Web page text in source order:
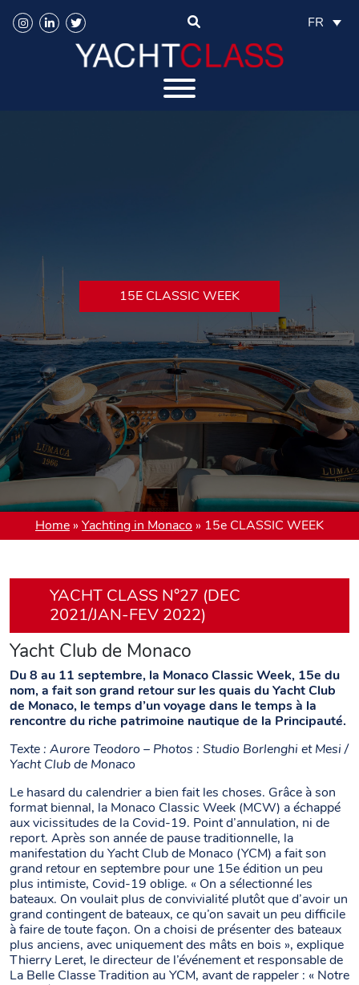
FR
15E CLASSIC WEEK
Home » Yachting in Monaco » 15e CLASSIC WEEK
YACHT CLASS N°27 (DEC
2021/JAN-FEV 2022)
Yacht Club de Monaco
Du 8 au 11 septembre, la Monaco Classic Week, 15e du
nom, a fait son grand retour sur les quais du Yacht Club
de Monaco, le temps d’un voyage dans le temps à la
rencontre du riche patrimoine nautique de la Principauté.
Texte : Aurore Teodoro – Photos : Studio Borlenghi et Mesi /
Yacht Club de Monaco
Le hasard du calendrier a bien fait les choses. Grâce à son
format biennal, la Monaco Classic Week (MCW) a échappé
aux vicissitudes de la Covid-19. Point d’annulation, ni de
report. Après son année de pause traditionnelle, la
manifestation du Yacht Club de Monaco (YCM) a fait son
grand retour en septembre pour une 15e édition un peu
plus intimiste, Covid-19 oblige. « On a sélectionné les
bateaux. On voulait plus de convivialité plutôt que d’avoir un
grand contingent de bateaux, ce qu’on savait un peu difficile
à faire de toute façon. On a choisi de présenter des bateaux
plus anciens, avec uniquement des mâts en bois », explique
Thierry Leret, le directeur de l’événement et responsable de
La Belle Classe Tradition au YCM, avant de rappeler : « Notre